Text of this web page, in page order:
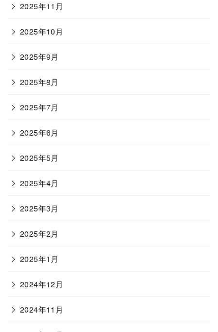
2025年11月
2025年10月
2025年9月
2025年8月
2025年7月
2025年6月
2025年5月
2025年4月
2025年3月
2025年2月
2025年1月
2024年12月
2024年11月